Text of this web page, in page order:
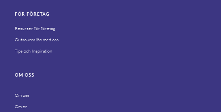
FÖR FÖRETAG
Resurser för företag
Outsourca lön med oss
Tips och Inspiration
OM OSS
Om oss
Om er